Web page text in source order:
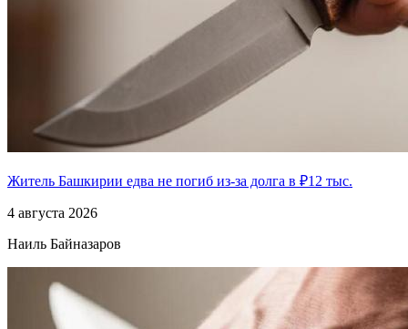
Житель Башкирии едва не погиб из-за долга в ₽12 тыс.
4 августа 2026
Наиль Байназаров